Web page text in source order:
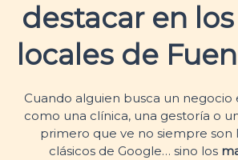
destacar en
locales de
Cuando alguien busca un negocio
como una clínica, una gestoría o
primero que ve no siempre son
clásicos de Google… sino los